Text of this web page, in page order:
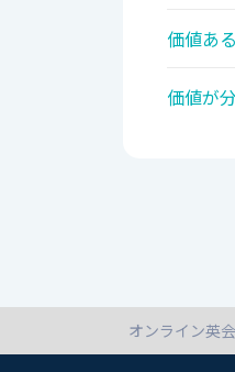
価値あ
価値が
オンライン英